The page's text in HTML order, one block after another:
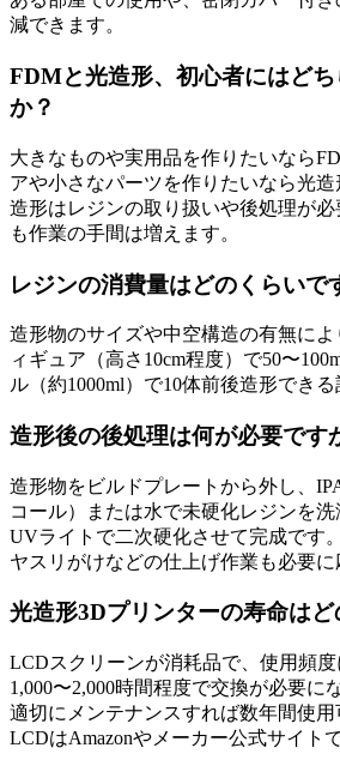
減できます。
FDMと光造形、初心者にはど
か？
大きなものや実用品を作りたいなら
アや小さなパーツを作りたいなら光
造形はレジンの取り扱いや後処理が必
も作業の手間は増えます。
レジンの消費量はどのくらいで
造形物のサイズや中空構造の有無に
ィギュア（高さ10cm程度）で50〜
ル（約1000ml）で10体前後造形できる
造形後の後処理は何が必要です
造形物をビルドプレートから外し、
コール）または水で未硬化レジンを洗
UVライトで二次硬化させて完成です
ヤスリがけなどの仕上げ作業も必要に
光造形3Dプリンターの寿命はど
LCDスクリーンが消耗品で、使用頻
1,000〜2,000時間程度で交換が必要に
適切にメンテナンスすれば数年間使用
LCDはAmazonやメーカー公式サイト